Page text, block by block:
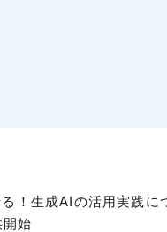
！生成AIの活用実践
始